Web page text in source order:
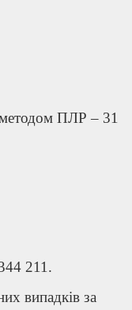
ПЛР – 31
211.
випадків за